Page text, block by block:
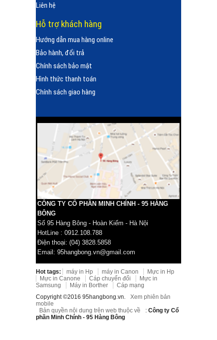
Liên hệ
Hỗ trợ khách hàng
Hướng dẫn mua hàng online
Bảo hành, đổi trả
Chính sách bảo mật
Hình thức thanh toán
Chính sách giao hàng
CÔNG TY CỔ PHẦN MINH CHÍNH - 95 HÀNG
BÔNG
Số 95 Hàng Bông - Hoàn Kiếm - Hà Nội
HotLine : 0912.108.788
Điện thoại: (04) 3828.5858
Email: 95hangbong.vn@gmail.com
Hot tags: máy in Hp máy in Canon
Mực in Hp
Mực in Canone
Cáp chuyển đổi
Mực in
Samsung
Máy in Borther
Cáp mạng
Copyright ©2016 95hangbong.vn.
Xem phiên bản
mobile
Bản quyền nội dung trên web thuộc về
: Công ty Cổ
phần Minh Chính - 95 Hàng Bông